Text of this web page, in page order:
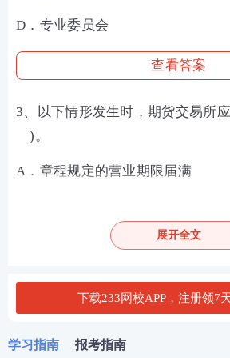
D．专业委员会
查看答案
3、以下情形发生时，期货交易所
)。
A．章程规定的营业期限届满
C．中国期货业协会请求解散
查看答案
展开全文
下载233网校APP，注册领7
学习指南 报考指南